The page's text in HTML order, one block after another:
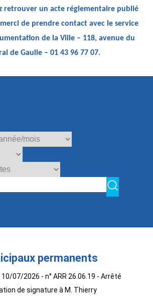
retrouver un acte réglementaire publié
de prendre contact avec le service
de la Ville – 118, avenue du
de Gaulle – 01 43 96 77 07.
permanents
10/07/2026 - n° ARR 26.06.19 - Arrêté
de signature à M. Thierry